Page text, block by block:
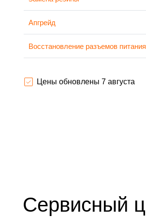
Апгрейд
Восстановление разъемов питания
Замена элемента освещения
Цены обновлены 7 августа
Сервисный